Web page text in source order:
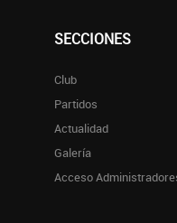
SECCIONES
Club
Partidos
Actualidad
Galería
Acceso